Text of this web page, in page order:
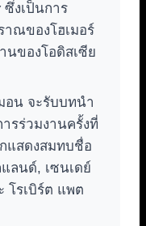
ซึ่งเป็นการ
าณของโฮเมอร์
นของโอดิสเซีย
อน จะรับบทนำ
ารร่วมงานครั้งที่
แสดงสมทบชื่อ
ลนด์, เซนเดย์
โรเบิร์ต แพต